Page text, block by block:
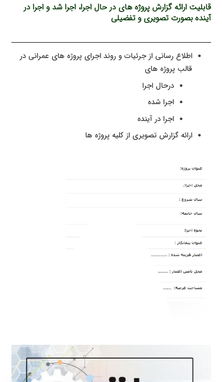
قابلیت ارائه گزارش پروژه های در حال اجرا، اجرا شد و اجرا در
آینده بصورت تصویری و تفضیلی
اطلاع رسانی از جرئیات و روند اجرای پروژه های عمرانی در
قالب پروژه های
درحال اجرا
اجرا شده
اجرا در آینده
ارائه گزارش تصویری از کلیه پروژه ها